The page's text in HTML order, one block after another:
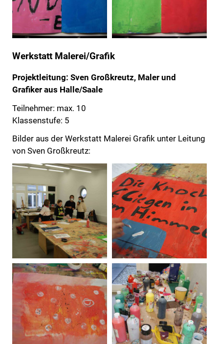
Werkstatt Malerei/Grafik
Projektleitung: Sven Großkreutz, Maler und
Grafiker aus Halle/Saale
Teilnehmer: max. 10
Klassenstufe: 5
Bilder aus der Werkstatt Malerei Grafik unter Leitung
von Sven Großkreutz: